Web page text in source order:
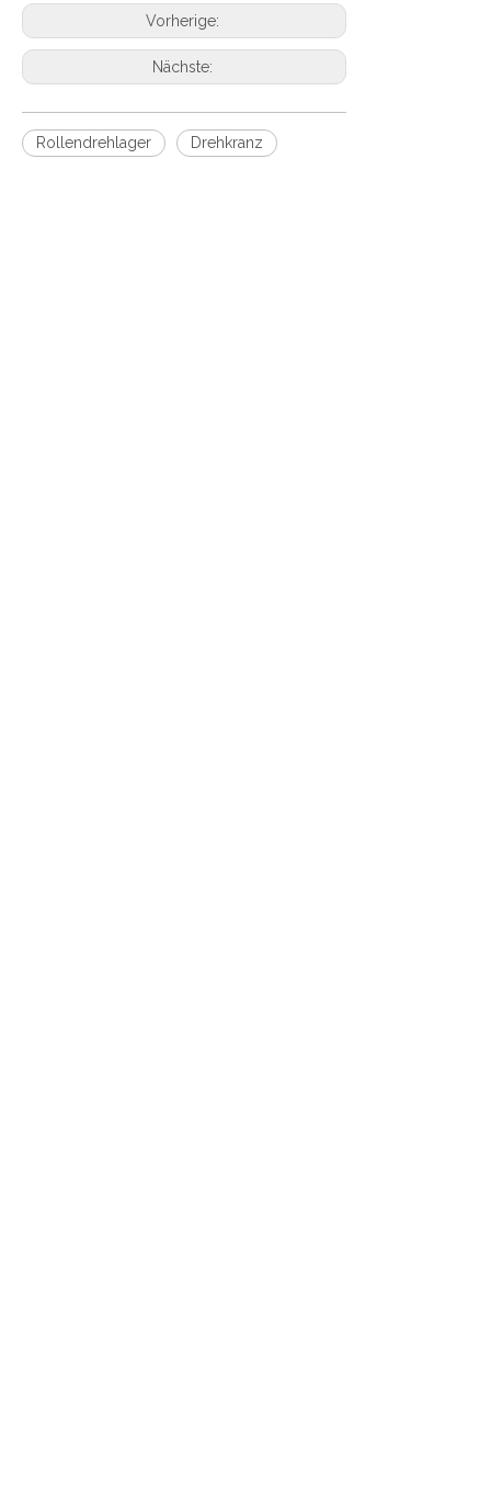
Vorherige:
Nächste:
Rollendrehlager Drehkranz